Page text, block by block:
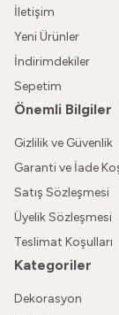
İletişim
Yeni Ürünler
İndirimdekiler
Sepetim
Önemli Bilgiler
Gizlilik ve Güvenlik
Garanti ve İade
Satış Sözleşmesi
Üyelik Sözleşmesi
Teslimat Koşulları
Kategoriler
Dekorasyon